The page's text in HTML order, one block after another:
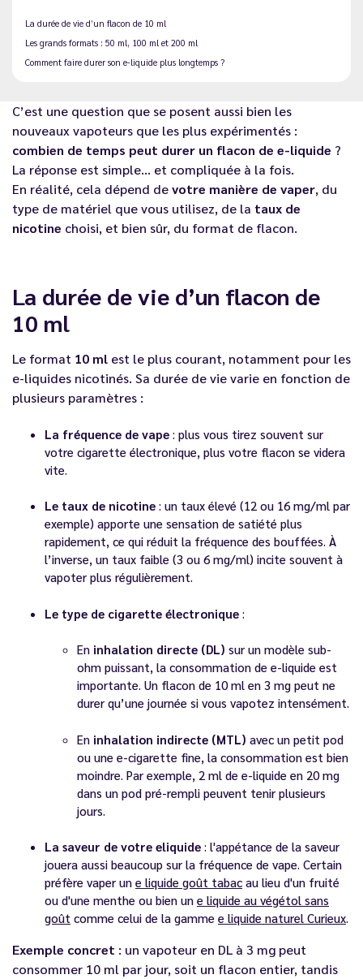
La durée de vie d’un flacon de 10 ml
Les grands formats : 50 ml, 100 ml et 200 ml
Comment faire durer son e-liquide plus longtemps ?
C’est une question que se posent aussi bien les
nouveaux vapoteurs que les plus expérimentés :
combien de temps peut durer un flacon de e-liquide ?
La réponse est simple… et compliquée à la fois.
En réalité, cela dépend devotre manière de vaper, du
type de matériel que vous utilisez, de la taux de
nicotine choisi, et bien sûr, du format de flacon.
La durée de vie d’un flacon de
10 ml
Le format 10 ml est le plus courant, notamment pour les
e-liquides nicotinés. Sa durée de vie varie en fonction de
plusieurs paramètres :
La fréquence de vape : plus vous tirez souvent sur
votre cigarette électronique, plus votre flacon se videra
vite.
Le taux de nicotine : un taux élevé (12 ou 16 mg/ml par
exemple) apporte une sensation de satiété plus
rapidement, ce qui réduit la fréquence des bouffées. À
l’inverse, un taux faible (3 ou 6 mg/ml) incite souvent à
vapoter plus régulièrement.
Le type de cigarette électronique :
En inhalation directe (DL) sur un modèle sub-
ohm puissant, la consommation de e-liquide est
importante. Un flacon de 10 ml en 3 mg peut ne
durer qu’une journée si vous vapotez intensément.
En inhalation indirecte (MTL) avec un petit pod
ou une e-cigarette fine, la consommation est bien
moindre. Par exemple, 2 ml de e-liquide en 20 mg
dans un pod pré-rempli peuvent tenir plusieurs
jours.
La saveur de votre eliquide : l'appétance de la saveur
jouera aussi beaucoup sur la fréquence de vape. Certain
préfère vaper un e liquide goût tabac au lieu d'un fruité
ou d'une menthe ou bien un e liquide au végétol sans
goût comme celui de la gamme e liquide naturel Curieux.
Exemple concret : un vapoteur en DL à 3 mg peut
consommer 10 ml par jour, soit un flacon entier, tandis